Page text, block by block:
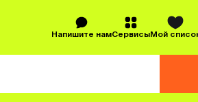
Напишите намСервисыМой